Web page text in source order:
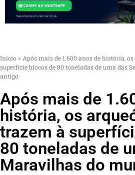
Início » Após mais de 1.600 anos de história,
superfície blocos de 80 toneladas de uma das
antigo
Após mais de
história, os
trazem à
80 toneladas de
Maravilhas do